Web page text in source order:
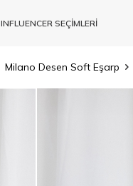
INFLUENCER SEÇİMLERİ
Milano Desen Soft Eşarp